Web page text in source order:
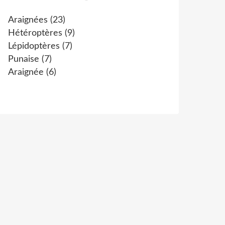
Araignées (23)
Hétéroptères (9)
Lépidoptères (7)
Punaise (7)
Araignée (6)